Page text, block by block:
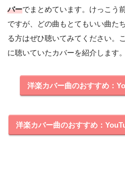
バーでまとめています。けっこう
ですが、どの曲もとてもいい曲た
る方はぜひ聴いてみてください。
に聴いていたカバーを紹介します。
洋楽カバー曲のおすすめ：
洋楽カバー曲のおすすめ：